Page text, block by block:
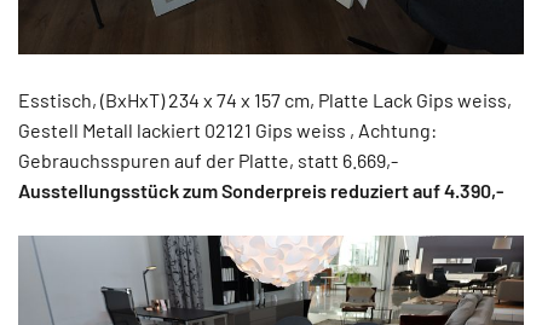
Esstisch, (BxHxT) 234 x 74 x 157 cm, Platte Lack Gips weiss,
Gestell Metall lackiert 02121 Gips weiss , Achtung:
Gebrauchsspuren auf der Platte, statt 6.669,-
Ausstellungsstück zum Sonderpreis reduziert auf 4.390,-